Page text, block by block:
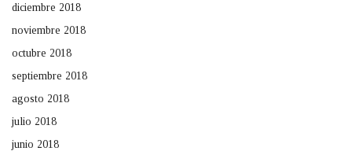
diciembre 2018
noviembre 2018
octubre 2018
septiembre 2018
agosto 2018
julio 2018
junio 2018